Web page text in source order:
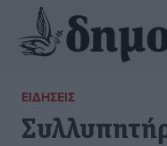
ΕΙΔΉΣΕΙΣ